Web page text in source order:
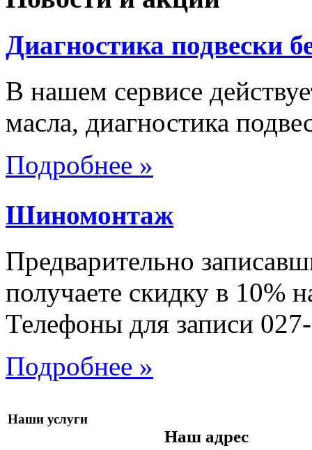
Диагностика подвески
В нашем сервисе
масла, диагностика
Подробнее »
Шиномонтаж
Предварительно
получаете скидку в 10%
Телефоны для записи
Подробнее »
Наши услуги
Наш адрес